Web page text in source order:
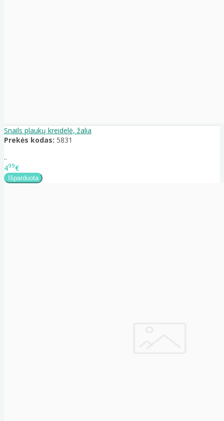
Snails plaukų kreidelė, žalia
Prekės kodas: 5831
..
499€